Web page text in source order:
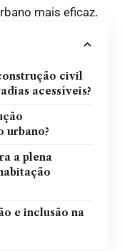
mais eficaz.
civil
acessíveis?
urbano?
a plena
e inclusão na